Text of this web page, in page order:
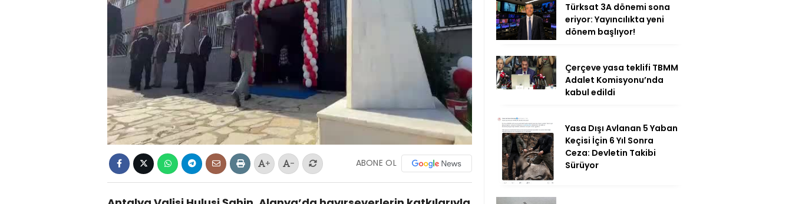
+ - ABONE OL
Türksat 3A dönemi sona
eriyor: Yayıncılıkta yeni
dönem başlıyor!
Çerçeve yasa teklifi TBMM
Adalet Komisyonu’nda
kabul edildi
Yasa Dışı Avlanan 5 Yaban
Keçisi İçin 6 Yıl Sonra
Ceza: Devletin Takibi
Sürüyor